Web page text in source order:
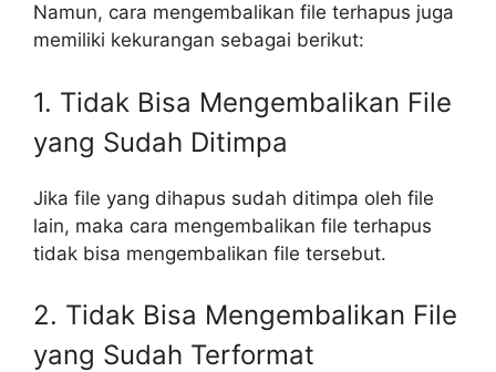
Namun, cara mengembalikan file terhapus juga
memiliki kekurangan sebagai berikut:
1. Tidak Bisa Mengembalikan File
yang Sudah Ditimpa
Jika file yang dihapus sudah ditimpa oleh file
lain, maka cara mengembalikan file terhapus
tidak bisa mengembalikan file tersebut.
2. Tidak Bisa Mengembalikan File
yang Sudah Terformat